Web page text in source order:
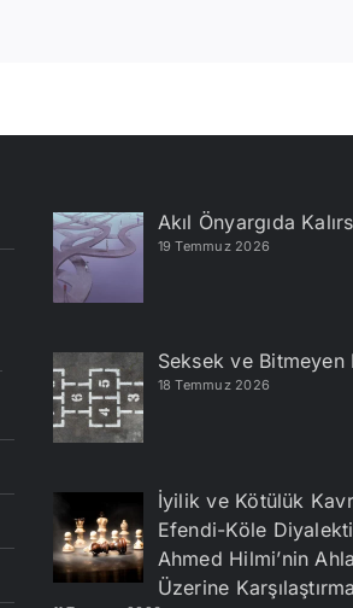
Akıl Önyargıda
19 Temmuz 2026
Seksek ve Bitmeyen
18 Temmuz 2026
İyilik ve Kötülük
Efendi-Köle
Ahmed Hilmi’nin
Üzerine